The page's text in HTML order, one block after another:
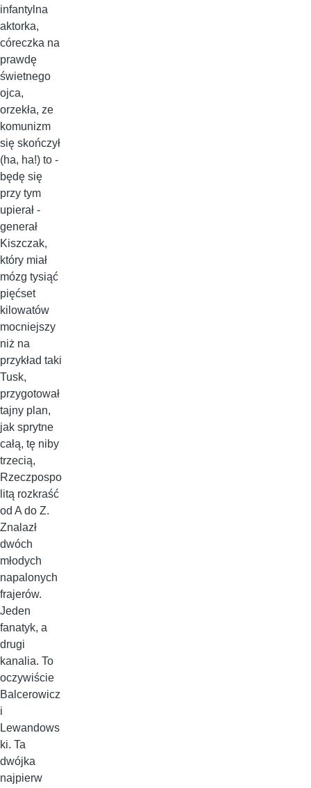
infantylna
aktorka,
córeczka na
prawdę
świetnego
ojca,
orzekła, ze
komunizm
się skończył
(ha, ha!) to -
będę się
przy tym
upierał -
generał
Kiszczak,
który miał
mózg tysiąć
pięćset
kilowatów
mocniejszy
niż na
przykład taki
Tusk,
przygotował
tajny plan,
jak sprytne
całą, tę niby
trzecią,
Rzeczpospo
litą rozkraść
od A do Z.
Znalazł
dwóch
młodych
napalonych
frajerów.
Jeden
fanatyk, a
drugi
kanalia. To
oczywiście
Balcerowicz
i
Lewandows
ki. Ta
dwójka
najpierw